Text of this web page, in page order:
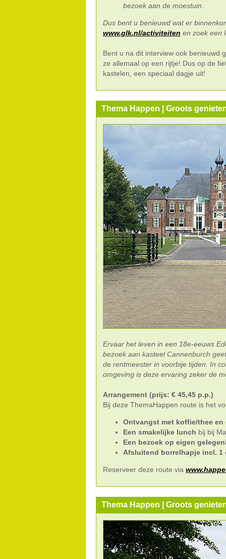
bezoek aan de moestuin.
Dus bent u benieuwd wat er
www.glk.nl/activiteiten en zoek een
Bent u na dit interview ook benieuwd
ze allemaal op een rijtje! Dus op de
kastelen, een speciaal dagje uit!
Thema Happen | Groots
Ervaar het leven in een 18e-eeuws
bezoek aan kasteel Cannenburch
de rentmeester in voorbije tijden. In
omgeving is deze ervaring zeker de
Arrangement (prijs: € 45,45 p.p.)
Bij deze ThemaHappen route is het
Ontvangst met koffie/thee en
Een smakelijke lunch bij bij
Een bezoek op eigen
Afsluitend borrelhapje incl. 1
Reserveer deze route via
Thema Happen | Groots